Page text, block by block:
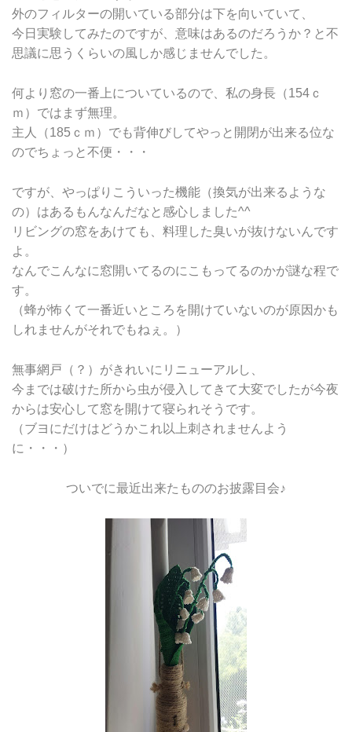
外のフィルターの開いている部分は下を向いていて、
今日実験してみたのですが、意味はあるのだろうか？と不
思議に思うくらいの風しか感じませんでした。
何より窓の一番上についているので、私の身長（154ｃ
ｍ）ではまず無理。
主人（185ｃｍ）でも背伸びしてやっと開閉が出来る位な
のでちょっと不便・・・
ですが、やっぱりこういった機能（換気が出来るような
の）はあるもんなんだなと感心しました^^
リビングの窓をあけても、料理した臭いが抜けないんです
よ。
なんでこんなに窓開いてるのにこもってるのかが謎な程で
す。
（蜂が怖くて一番近いところを開けていないのが原因かも
しれませんがそれでもねぇ。）
無事網戸（？）がきれいにリニューアルし、
今までは破けた所から虫が侵入してきて大変でしたが今夜
からは安心して窓を開けて寝られそうです。
（ブヨにだけはどうかこれ以上刺されませんよう
に・・・）
ついでに最近出来たもののお披露目会♪